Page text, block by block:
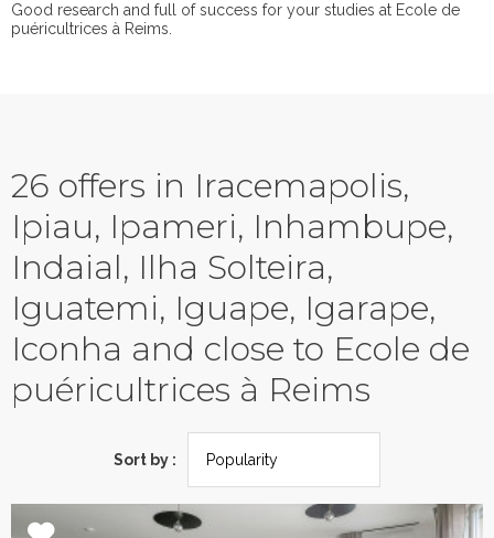
Good research and full of success for your studies at Ecole de
puéricultrices à Reims.
26 offers in Iracemapolis,
Ipiau, Ipameri, Inhambupe,
Indaial, Ilha Solteira,
Iguatemi, Iguape, Igarape,
Iconha and close to Ecole de
puéricultrices à Reims
Sort by :